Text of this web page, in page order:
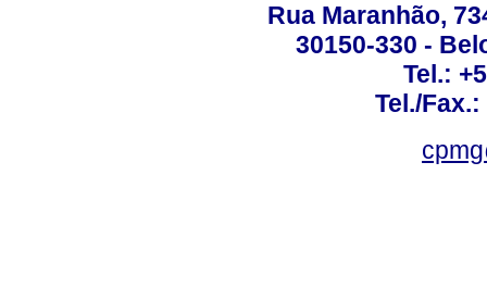
Rua Maranhão,
30150-330 -
Tel.:
Tel./Fax.: